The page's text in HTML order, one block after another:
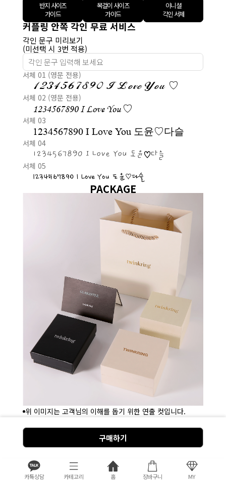
카톡상담 카테고리 홈 장바구니 MY
구매하기
반지 사이즈
가이드
목걸이 사이즈
가이드
이니셜
각인 서체
커플링 안쪽 각인 무료 서비스
각인 문구 미리보기
(미선택 시 3번 적용)
서체 01 (영문 전용)
1234567890 I Love You ♡
서체 02 (영문 전용)
1234567890 I Love You ♡
서체 03
1234567890 I Love You 도윤♡다슬
서체 04
1234567890 I Love You 도윤♡다슬
서체 05
1234567890 I Love You 도윤♡다슬
PACKAGE
위 이미지는 고객님의 이해를 돕기 위한 연출 컷입니다.
키지 서비스를 제공합니다.
쇼핑백은 환경보호를 위해 제공하지 않습니다. 단, 필요한 분
패키지는 주문건 1개당 1개 서비스입니다.